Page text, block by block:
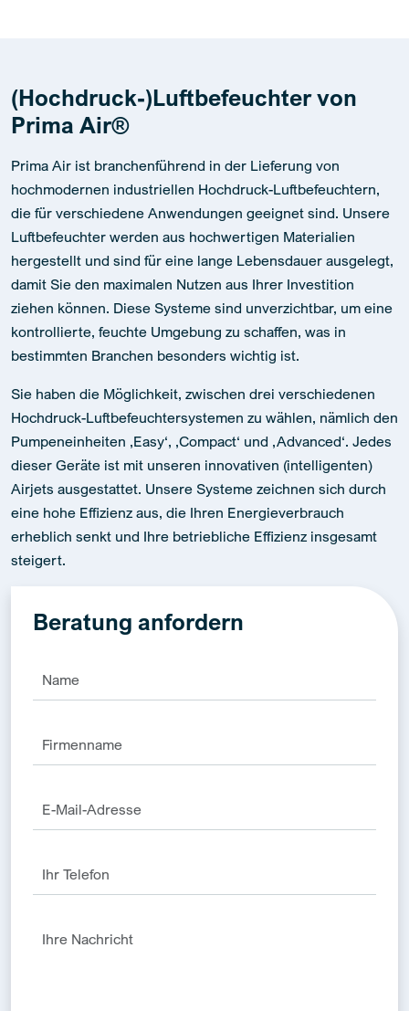
(Hochdruck-)Luftbefeuchter von
Prima Air®
Prima Air ist branchenführend in der Lieferung von
hochmodernen industriellen Hochdruck-Luftbefeuchtern,
die für verschiedene Anwendungen geeignet sind. Unsere
Luftbefeuchter werden aus hochwertigen Materialien
hergestellt und sind für eine lange Lebensdauer ausgelegt,
damit Sie den maximalen Nutzen aus Ihrer Investition
ziehen können. Diese Systeme sind unverzichtbar, um eine
kontrollierte, feuchte Umgebung zu schaffen, was in
bestimmten Branchen besonders wichtig ist.
Sie haben die Möglichkeit, zwischen drei verschiedenen
Hochdruck-Luftbefeuchtersystemen zu wählen, nämlich den
Pumpeneinheiten ‚Easy‘, ‚Compact‘ und ‚Advanced‘. Jedes
dieser Geräte ist mit unseren innovativen (intelligenten)
Airjets ausgestattet. Unsere Systeme zeichnen sich durch
eine hohe Effizienz aus, die Ihren Energieverbrauch
erheblich senkt und Ihre betriebliche Effizienz insgesamt
steigert.
Beratung anfordern